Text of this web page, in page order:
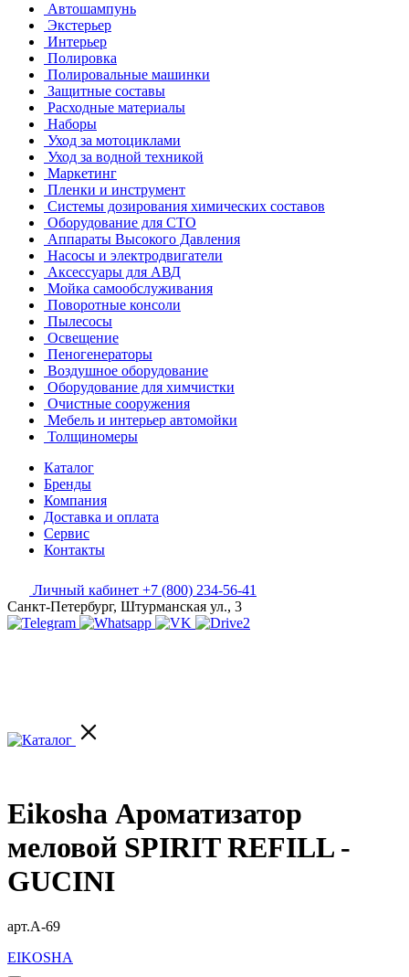
Автошампунь
Экстерьер
Интерьер
Полировка
Полировальные машинки
Защитные составы
Расходные материалы
Наборы
Уход за мотоциклами
Уход за водной техникой
Маркетинг
Пленки и инструмент
Системы дозирования химических составов
Оборудование для СТО
Аппараты Высокого Давления
Насосы и электродвигатели
Аксессуары для АВД
Мойка самообслуживания
Поворотные консоли
Пылесосы
Освещение
Пеногенераторы
Воздушное оборудование
Оборудование для химчистки
Очистные сооружения
Мебель и интерьер автомойки
Толщиномеры
Каталог
Бренды
Компания
Доставка и оплата
Сервис
Контакты
Личный кабинет +7 (800) 234-56-41
Санкт-Петербург, Штурманская ул., 3
Eikosha Ароматизатор
меловой SPIRIT REFILL -
GUCINI
арт.A-69
EIKOSHA